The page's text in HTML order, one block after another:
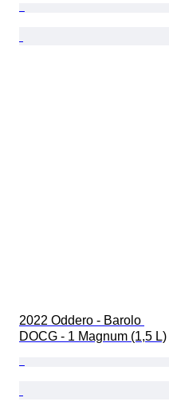
2022 Oddero - Barolo
DOCG - 1 Magnum (1,5 L)